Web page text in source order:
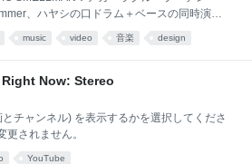
、ハヤシの口ドラム＋ベースの同時演奏
SMELLMAN：アカペラグループ「チン☆パ
中心となり結 成 オリジナルなサウンド追求の
都内ライブハウスを中心に活動中 ワンマンラ
2008.12.26 at SHIBUYA O-WEST
続き) (一部表示)
music video 音楽 design
Now: Stereo
チャンネル) を表示するかを選択してくださ
更されません。
YouTube